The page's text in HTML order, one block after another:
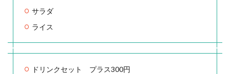
サラダ
ライス
ドリンクセット プラス300円